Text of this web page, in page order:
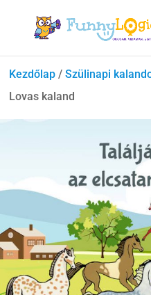
Kezdőlap /Szülinapi
Lovas kaland